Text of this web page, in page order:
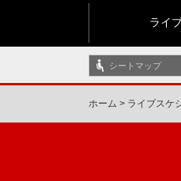
ライ
シートマップ
ホーム > ライブスケ